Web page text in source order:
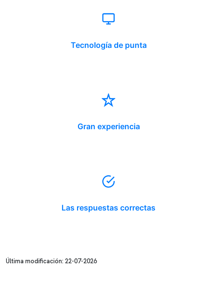
Tecnología de punta
Gran experiencia
Las respuestas correctas
Última modificación: 22-07-2026